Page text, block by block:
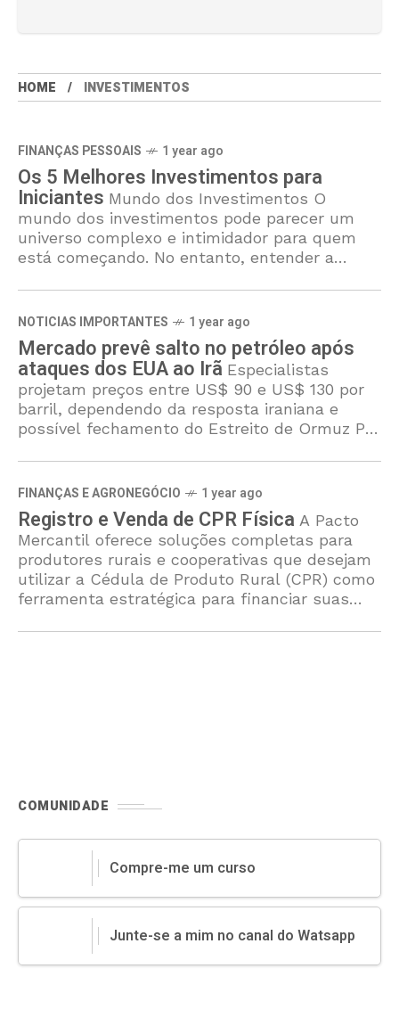
HOME INVESTIMENTOS
FINANÇAS PESSOAIS 1 year ago
Os 5 Melhores Investimentos para
Iniciantes Mundo dos Investimentos O
mundo dos investimentos pode parecer um
universo complexo e intimidador para quem
está começando. No entanto, entender a
para a
NOTICIAS IMPORTANTES
1 year ago
Mercado prevê salto no petróleo após
ataques dos EUA ao Irã Especialistas
projetam preços entre US$ 90 e US$ 130 por
barril, dependendo da resposta iraniana e
possível fechamento do Estreito de Ormuz Por
FINANÇAS E AGRONEGÓCIO 1 year ago
Registro e Venda de CPR Física A Pacto
Mercantil oferece soluções completas para
produtores rurais e cooperativas que desejam
utilizar a Cédula de Produto Rural (CPR) como
ferramenta estratégica para financiar suas
registro e comercialização de CPR Física, a
COMUNIDADE
Compre-me um curso
Junte-se a mim no canal do Watsapp